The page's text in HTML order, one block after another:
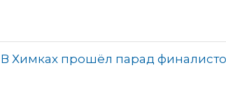
В Химках прошёл парад